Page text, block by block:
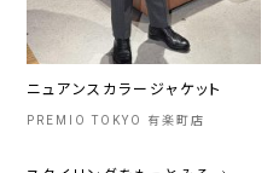
ニュアンスカラージャケット
PREMIO TOKYO 有楽町店